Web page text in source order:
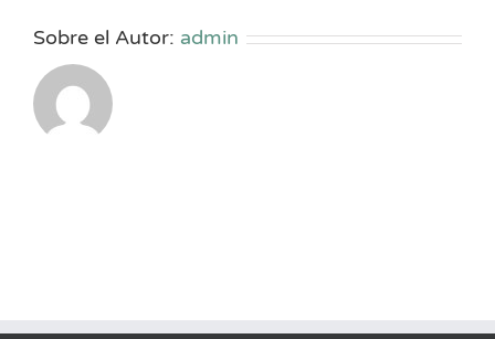
Sobre el Autor: admin